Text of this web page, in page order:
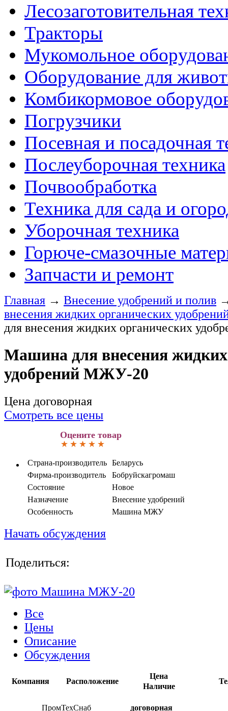
Лесозаготовительная
Тракторы
Мукомольное
Оборудование для
Комбикормовое
Погрузчики
Посевная и посадочная
Послеуборочная техника
Почвообработка
Техника для сада и
Уборочная техника
Горюче-смазочные
Запчасти и ремонт
Главная → Внесение удобрений и полив
внесения жидких органических
для внесения жидких органических
Машина для внесения жидких
удобрений МЖУ-20
Цена договорная
Смотреть все цены
Оцените товар
Страна-производитель Беларусь
Фирма-производитель
Бобруйскагромаш
Состояние
Новое
Назначение
Внесение удобрений
Особенность
Машина МЖУ
Начать обсуждения
Поделиться:
Все
Цены
Описание
Обсуждения
Компания Расположение
Цена
Наличие
ПромТехСнаб договорная